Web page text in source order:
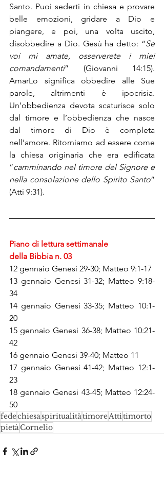
Santo. Puoi sederti in chiesa e provare
belle emozioni, gridare a Dio e
piangere, e poi, una volta uscito,
disobbedire a Dio. Gesù ha detto: “Se
voi mi amate, osserverete i miei
comandamenti” (Giovanni 14:15).
AmarLo significa obbedire alle Sue
parole, altrimenti è ipocrisia.
Un’obbedienza devota scaturisce solo
dal timore e l’obbedienza che nasce
dal timore di Dio è completa
nell’amore. Ritorniamo ad essere come
la chiesa originaria che era edificata
“camminando nel timore del Signore e
nella consolazione dello Spirito Santo”
(Atti 9:31).
Piano di lettura settimanale
della Bibbia n. 03
12 gennaio Genesi 29-30; Matteo 9:1-17
13 gennaio Genesi 31-32; Matteo 9:18-
34
14 gennaio Genesi 33-35; Matteo 10:1-
20
15 gennaio Genesi 36-38; Matteo 10:21-
42
16 gennaio Genesi 39-40; Matteo 11
17 gennaio Genesi 41-42; Matteo 12:1-
23
18 gennaio Genesi 43-45; Matteo 12:24-
50
fedechiesaspiritualitàtimoreAttitimorto
pietàCornelio